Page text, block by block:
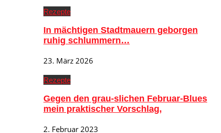
Rezepte
In mächtigen Stadtmauern geborgen
ruhig schlummern…
23. März 2026
Rezepte
Gegen den grau-slichen Februar-Blues
mein praktischer Vorschlag,
2. Februar 2023